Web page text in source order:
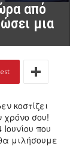
από
μια
κοστίζει
χρόνο σου!
που
μιλήσουμε